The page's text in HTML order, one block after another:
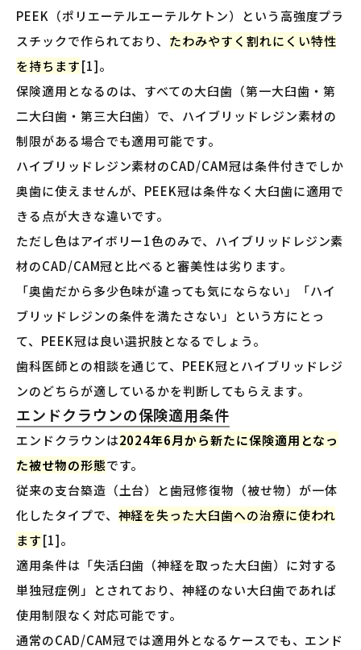
PEEK（ポリエーテルエーテルケトン）という高強度プラ
スチックで作られており、 たわみやすく割れにくい特性
を持ちます[1]。
保険適用となるのは、すべての大臼歯（第一大臼歯・第
二大臼歯・第三大臼歯）で、ハイブリッドレジン素材の
制限がある場合でも適用可能です。
ハイブリッドレジン素材のCAD/CAM冠は条件付きでしか
奥歯に使えませんが、PEEK冠は条件なく大臼歯に適用で
きる点が大きな違いです。
ただし色はアイボリー1色のみで、ハイブリッドレジン素
材のCAD/CAM冠と比べると審美性は劣ります。
「奥歯だから多少色味が違っても気にならない」「ハイ
ブリッドレジンの条件を満たさない」という方にとっ
て、PEEK冠は良い選択肢となるでしょう。
歯科医師との相談を通じて、PEEK冠とハイブリッドレジ
ンのどちらが適しているかを判断してもらえます。
エンドクラウンの保険適用条件
エンドクラウンは2024年6月から新たに保険適用となっ
た被せ物の形態です。
従来の支台築造（土台）と歯冠修復物（被せ物）が一体
化したタイプで、 神経を失った大臼歯への治療に使われ
ます[1]。
適用条件は「失活臼歯（神経を取った大臼歯）に対する
単独冠症例」とされており、神経のない大臼歯であれば
使用制限なく対応可能です。
通常のCAD/CAM冠では適用外となるケースでも、エンド